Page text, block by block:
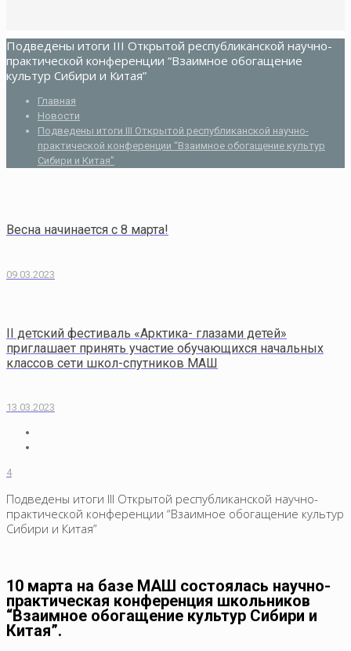
Подведены итоги III Открытой республиканской научно-
практической конференции “Взаимное обогащение
культур Сибири и Китая”
Главная
Новости
Подведены итоги III Открытой республиканской научно-
практической конференции “Взаимное обогащение культур
Сибири и Китая”
Весна начинается с 8 марта!
09.03.2023
II детский фестиваль «Арктика- глазами детей»
приглашает принять участие обучающихся начальных
классов сети школ-спутников МАШ
13.03.2023
4
Подведены итоги III Открытой республиканской научно-
практической конференции “Взаимное обогащение культур
Сибири и Китая”
10 марта на базе МАШ состоялась научно-
практическая конференция школьников
“Взаимное обогащение культур Сибири и
Китая”.